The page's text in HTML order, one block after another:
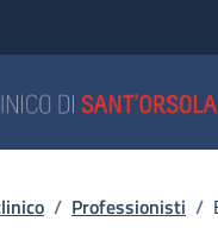
pane
/ Professionisti /